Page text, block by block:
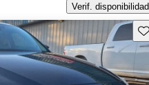
Verif. disponibilidad